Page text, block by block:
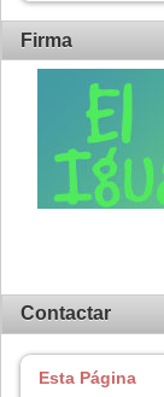
Firma
Contactar
Esta Página